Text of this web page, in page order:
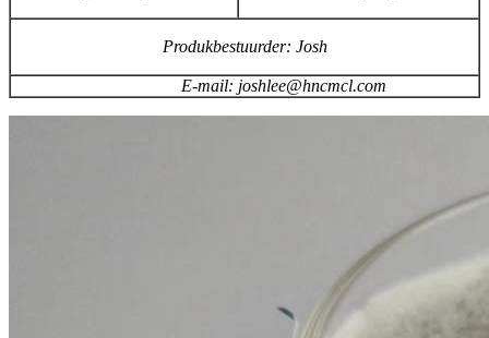
Produkbestuurder: Josh
E-mail: joshlee@hncmcl.com